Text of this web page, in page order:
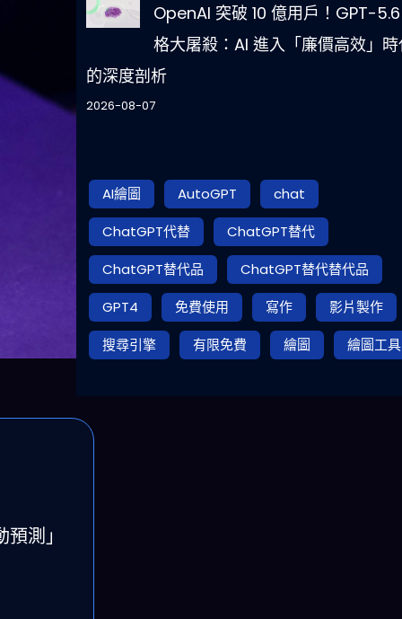
測」
OpenAI 突破 10 億用戶！GPT-
格大屠殺：AI 進入「廉價高效」
的深度剖析
2026-08-07
AI繪圖 AutoGPT
chat
ChatGPT代替
ChatGPT替代
ChatGPT替代品
ChatGPT替代替代品
GPT4
免費使用 寫作
影片製作
搜尋引擎
有限免費 繪圖 繪圖工具